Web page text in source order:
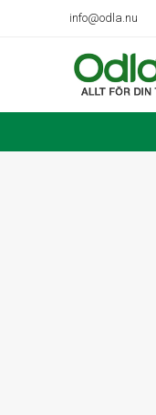
info@odla.nu